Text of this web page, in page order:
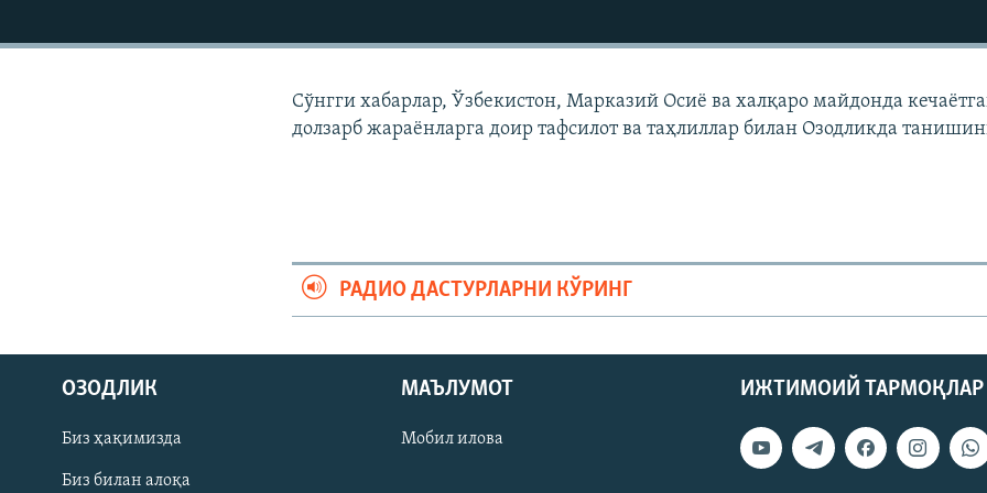
На русском
ИЖТИМОИЙ ТАРМОҚЛАР
Сўнгги хабарлар, Ўзбекистон, Марказий Осиë ва халқаро майдонда
долзарб жараëнларга доир тафсилот ва таҳлиллар билан Озодликда
РАДИО ДАСТУРЛАРНИ КЎРИНГ
ИЖТИМОИЙ ТАРМОҚЛАР
ОЗОДЛИК
Биз ҳақимизда
Биз билан алоқа
МАЪЛУМОТ
Мобил илова